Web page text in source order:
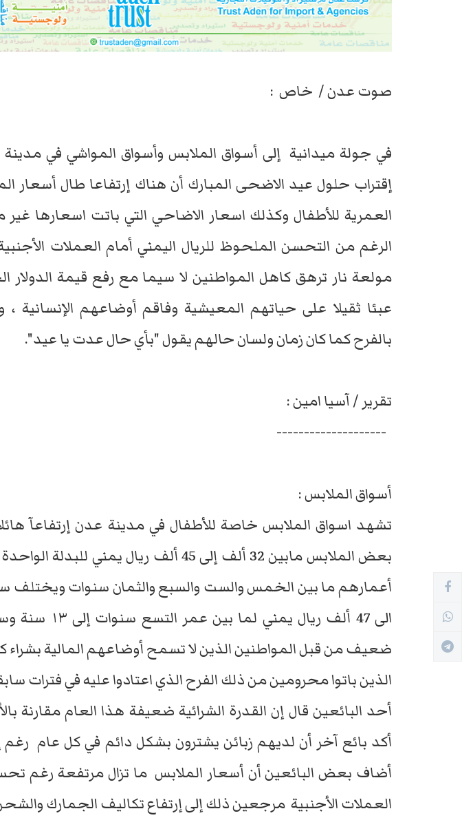
صوت عدن / خاص :
في جولة ميدانية إلى أسواق الملابس وأسواق المواشي في
إقتراب حلول عيد الاضحى المبارك أن هناك إرتفاعا طال أسعار
العمرية للأطفال وكذلك اسعار الاضاحي التي باتت اسعارها
الرغم من التحسن الملحوظ للريال اليمني أمام العملات الأجنبية
مولعة نار ترهق كاهل المواطنين لا سيما مع رفع قيمة
عبئا ثقيلا على حياتهم المعيشية وفاقم أوضاعهم الإنسانية ،
بالفرح كما كان زمان ولسان حالهم يقول "بأي حال عدت يا عيد".
تقرير / آسيا امين :
--------------------
أسواق الملابس :
تشهد اسواق الملابس خاصة للأطفال في مدينة عدن إرتفاعآ
بعض الملابس مابين 32 ألف إلى 45 ألف ريال يمني
الى 47 ألف ريال
ضعيف من قبل المواطنين الذين لا تسمح أوضاعهم المالية بشراء
الذين باتوا محرومين من ذلك الفرح الذي اعتادوا عليه في فترات
أحد البائعين قال إن القدرة الشرائية ضعيفة هذا العام مقارنة
أكد بائع آخر أن لديهم زبائن يشترون بشكل دائم في كل عام رغم
أضاف بعض البائعين أن أسعار الملابس ما تزال مرتفعة رغم
العملات الأجنبية مرجعين ذلك إلى إرتفاع تكاليف الجمارك